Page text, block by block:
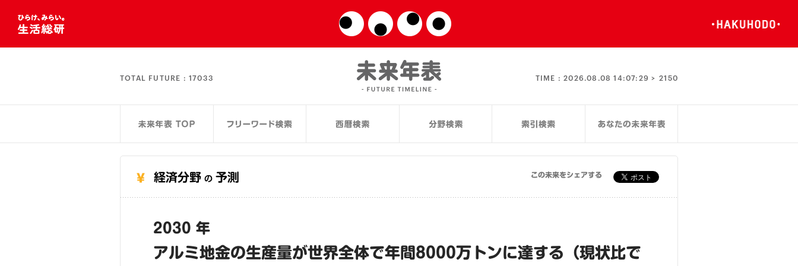
TOTAL FUTURE : 17033 TIME :2026.08.08 14:07:29 > 2150
経済分野 の 予測 この未来をシェアする
2030 年
アルミ地金の生産量が世界全体で年間8000万トンに達する（現状比で